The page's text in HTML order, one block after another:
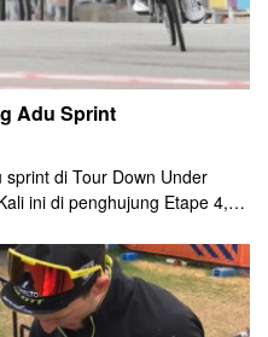
Adu Sprint
di Tour Down Under
ini di penghujung Etape 4,
terakhir yang technical dan
Sam Bennett